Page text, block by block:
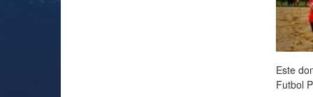
Este
Futbol